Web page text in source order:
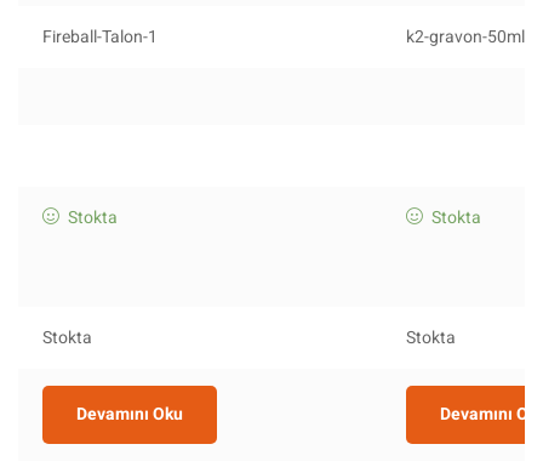
Fireball-Talon-1 k2-gravon-50ml
Stokta Stokta
Stokta Stokta
Devamını Oku Devamını